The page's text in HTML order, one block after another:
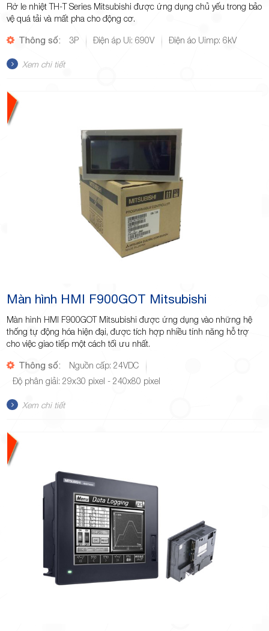
Rờ le nhiệt TH-T Series Mitsubishi được ứng dụng chủ yếu trong bảo
vệ quá tải và mất pha cho động cơ.
Thông số: 3P Điện áp Ui: 690V Điện áo Uimp: 6kV
Xem chi tiết
Màn hình HMI F900GOT Mitsubishi
Màn hình HMI F900GOT Mitsubishi được ứng dụng vào những hệ
thống tự động hóa hiện đại, được tích hợp nhiều tính năng hỗ trợ
cho việc giao tiếp một cách tối ưu nhất.
Thông số:
Nguồn cấp: 24VDC
Độ phân giải: 29x30 pixel - 240x80 pixel
Xem chi tiết